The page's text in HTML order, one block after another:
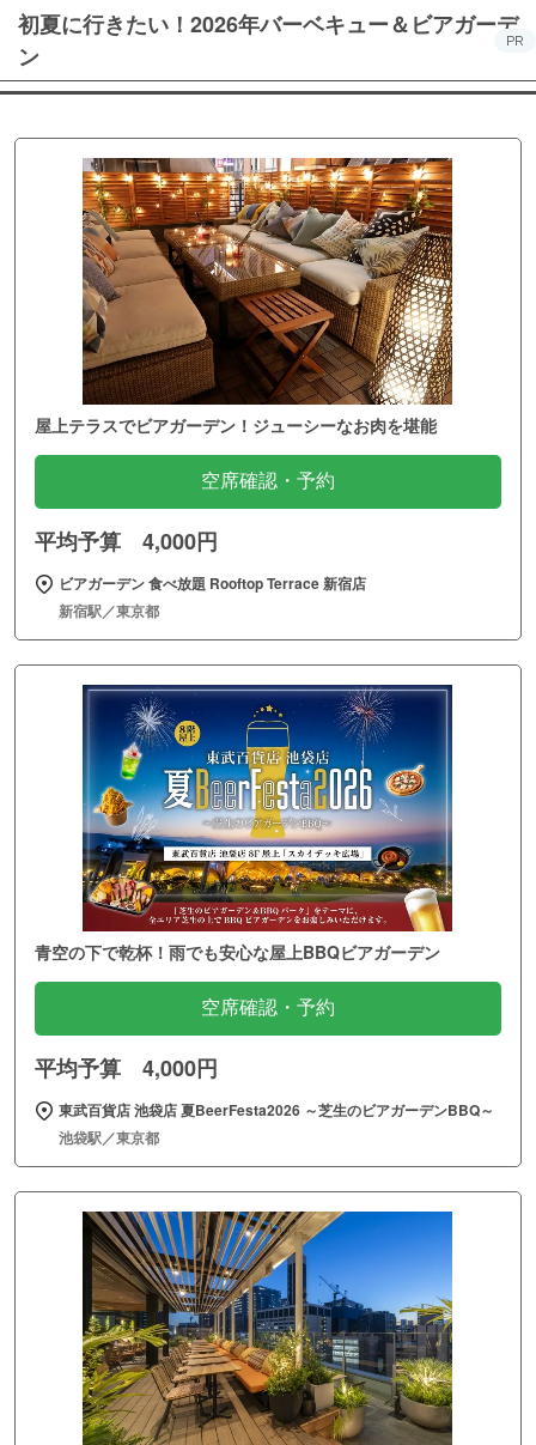
初夏に行きたい！2026年バーベキュー＆ビアガーデ
ン
PR
屋上テラスでビアガーデン！ジューシーなお肉を堪能
空席確認・予約
平均予算 4,000円
ビアガーデン 食べ放題 Rooftop Terrace 新宿店
新宿駅／東京都
青空の下で乾杯！雨でも安心な屋上BBQビアガーデン
空席確認・予約
平均予算 4,000円
東武百貨店 池袋店 夏BeerFesta2026 ～芝生のビアガーデンBBQ～
池袋駅／東京都